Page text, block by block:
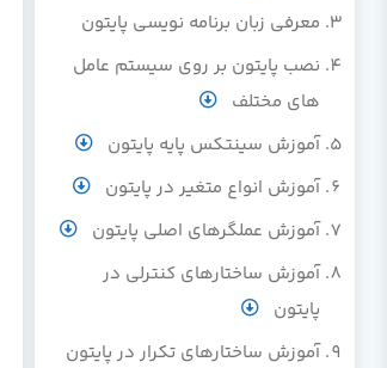
معرفی زبان برنامه نویسی پایتون
نصب پایتون بر روی سیستم عامل
های مختلف
آموزش سینتکس پایه پایتون
آموزش انواع متغیر در پایتون
آموزش عملگرهای اصلی پایتون
آموزش ساختارهای کنترلی در
پایتون
آموزش ساختارهای تکرار در پایتون